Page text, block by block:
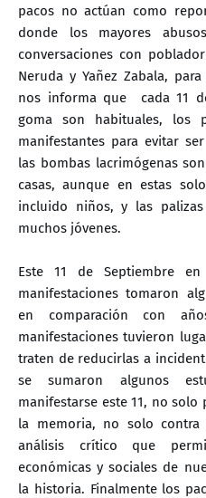
pacos no actúan como
donde los mayores
conversaciones con
Neruda y Yañez Zabala,
nos informa que cada 11
goma son habituales, los
manifestantes para evitar
las bombas lacrimógenas
casas, aunque en estas
incluido niños, y las
muchos jóvenes.
Este 11 de Septiembre
manifestaciones tomaron
en comparación con
manifestaciones tuvieron
traten de reducirlas a
se sumaron algunos
manifestarse este 11, no
la memoria, no solo
análisis crítico que
económicas y sociales de
la historia. Finalmente los